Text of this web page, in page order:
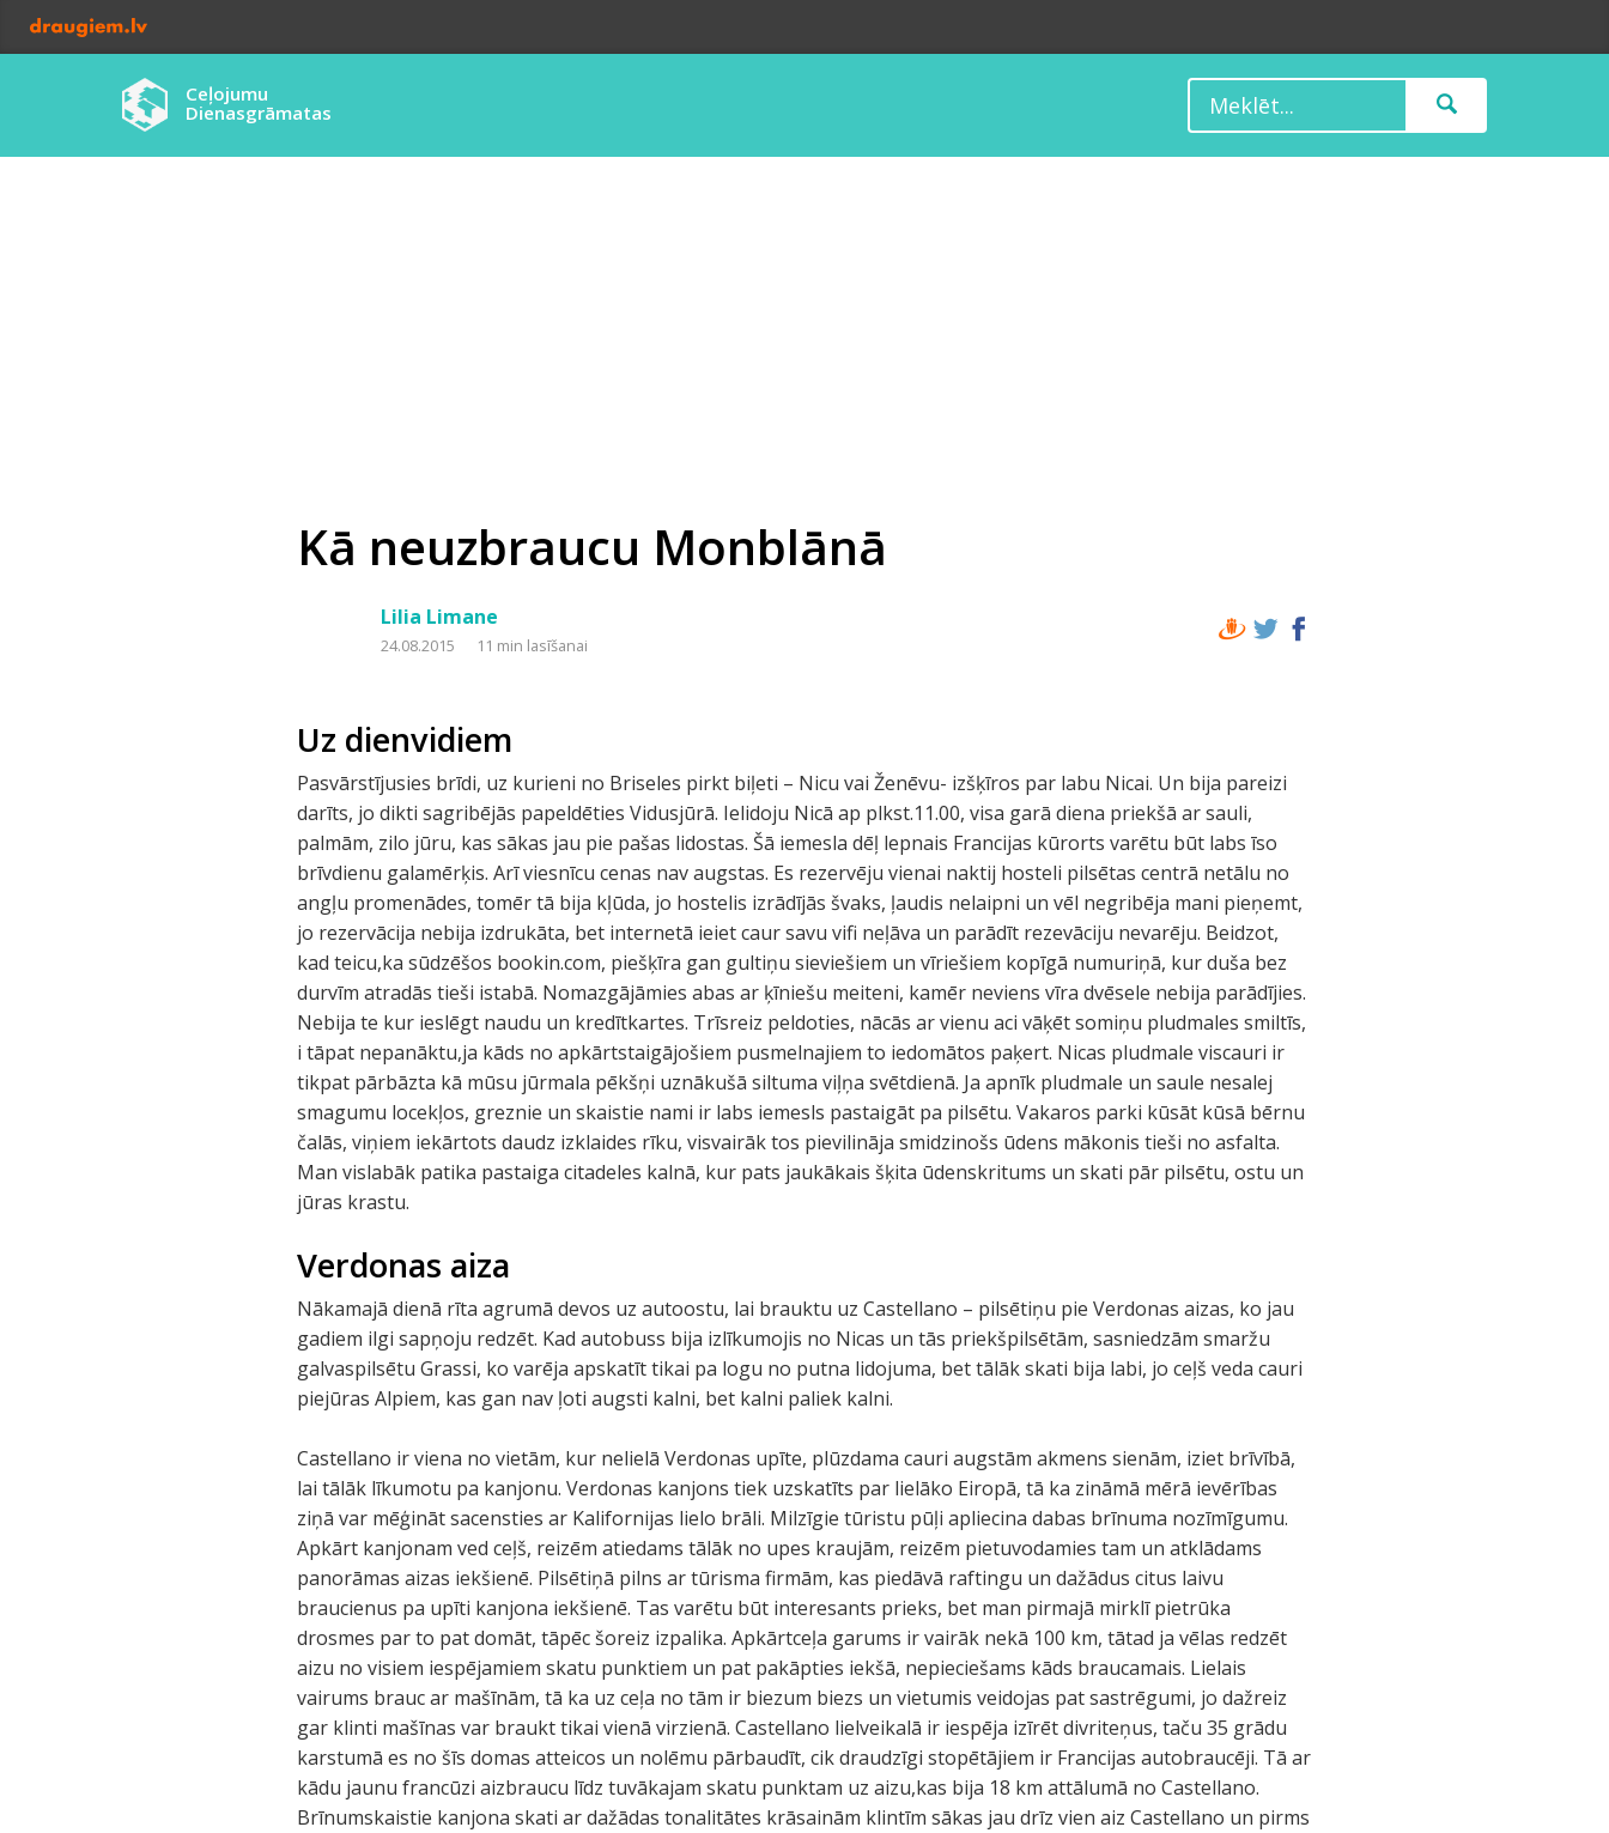
Ceļojumu
Dienasgrāmatas
Kā neuzbraucu Monblānā
Lilia Limane
24.08.2015 11 min lasīšanai
Uz dienvidiem
Pasvārstījusies brīdi, uz kurieni no Briseles pirkt biļeti – Nicu vai Ženēvu- izšķīros par labu Nicai. Un bija pareizi
darīts, jo dikti sagribējās papeldēties Vidusjūrā. Ielidoju Nicā ap plkst.11.00, visa garā diena priekšā ar sauli,
palmām, zilo jūru, kas sākas jau pie pašas lidostas. Šā iemesla dēļ lepnais Francijas kūrorts varētu būt labs īso
brīvdienu galamērķis. Arī viesnīcu cenas nav augstas. Es rezervēju vienai naktij hosteli pilsētas centrā netālu no
angļu promenādes, tomēr tā bija kļūda, jo hostelis izrādījās švaks, ļaudis nelaipni un vēl negribēja mani pieņemt,
jo rezervācija nebija izdrukāta, bet internetā ieiet caur savu vifi neļāva un parādīt rezevāciju nevarēju. Beidzot,
kad teicu,ka sūdzēšos bookin.com, piešķīra gan gultiņu sieviešiem un vīriešiem kopīgā numuriņā, kur duša bez
durvīm atradās tieši istabā. Nomazgājāmies abas ar ķīniešu meiteni, kamēr neviens vīra dvēsele nebija parādījies.
Nebija te kur ieslēgt naudu un kredītkartes. Trīsreiz peldoties, nācās ar vienu aci vāķēt somiņu pludmales smiltīs,
i tāpat nepanāktu,ja kāds no apkārtstaigājošiem pusmelnajiem to iedomātos paķert. Nicas pludmale viscauri ir
tikpat pārbāzta kā mūsu jūrmala pēkšņi uznākušā siltuma viļņa svētdienā. Ja apnīk pludmale un saule nesalej
smagumu locekļos, greznie un skaistie nami ir labs iemesls pastaigāt pa pilsētu. Vakaros parki kūsāt kūsā bērnu
čalās, viņiem iekārtots daudz izklaides rīku, visvairāk tos pievilināja smidzinošs ūdens mākonis tieši no asfalta.
Man vislabāk patika pastaiga citadeles kalnā, kur pats jaukākais šķita ūdenskritums un skati pār pilsētu, ostu un
jūras krastu.
Verdonas aiza
Nākamajā dienā rīta agrumā devos uz autoostu, lai brauktu uz Castellano – pilsētiņu pie Verdonas aizas, ko jau
gadiem ilgi sapņoju redzēt. Kad autobuss bija izlīkumojis no Nicas un tās priekšpilsētām, sasniedzām smaržu
galvaspilsētu Grassi, ko varēja apskatīt tikai pa logu no putna lidojuma, bet tālāk skati bija labi, jo ceļš veda cauri
piejūras Alpiem, kas gan nav ļoti augsti kalni, bet kalni paliek kalni.
Castellano ir viena no vietām, kur nelielā Verdonas upīte, plūzdama cauri augstām akmens sienām, iziet brīvībā,
lai tālāk līkumotu pa kanjonu. Verdonas kanjons tiek uzskatīts par lielāko Eiropā, tā ka zināmā mērā ievērības
ziņā var mēģināt sacensties ar Kalifornijas lielo brāli. Milzīgie tūristu pūļi apliecina dabas brīnuma nozīmīgumu.
Apkārt kanjonam ved ceļš, reizēm atiedams tālāk no upes kraujām, reizēm pietuvodamies tam un atklādams
panorāmas aizas iekšienē. Pilsētiņā pilns ar tūrisma firmām, kas piedāvā raftingu un dažādus citus laivu
braucienus pa upīti kanjona iekšienē. Tas varētu būt interesants prieks, bet man pirmajā mirklī pietrūka
drosmes par to pat domāt, tāpēc šoreiz izpalika. Apkārtceļa garums ir vairāk nekā 100 km, tātad ja vēlas redzēt
aizu no visiem iespējamiem skatu punktiem un pat pakāpties iekšā, nepieciešams kāds braucamais. Lielais
vairums brauc ar mašīnām, tā ka uz ceļa no tām ir biezum biezs un vietumis veidojas pat sastrēgumi, jo dažreiz
gar klinti mašīnas var braukt tikai vienā virzienā. Castellano lielveikalā ir iespēja izīrēt divriteņus, taču 35 grādu
karstumā es no šīs domas atteicos un nolēmu pārbaudīt, cik draudzīgi stopētājiem ir Francijas autobraucēji. Tā ar
kādu jaunu francūzi aizbraucu līdz tuvākajam skatu punktam uz aizu,kas bija 18 km attālumā no Castellano.
Brīnumskaistie kanjona skati ar dažādas tonalitātes krāsainām klintīm sākas jau drīz vien aiz Castellano un pirms